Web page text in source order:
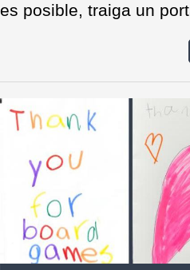
es posible, traiga un